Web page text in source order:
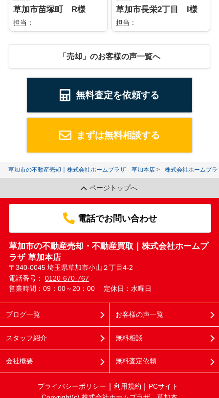
草加市苗塚町 R様
担当：
草加市長栄2丁目 I様
担当：
「売却」のお客様の声一覧へ
無料査定を依頼する
まずは無料相談する
草加市の不動産売却｜株式会社ホームプラザ 草加本店 株式会社ホームプ
ページトップへ
電話でお問い合わせ
草加市の不動産売却・不動産買取｜株式会社ホームプ
ラザ 草加本店
〒340-0045 埼玉県草加市小山２丁目4-2
電話番号： 0120-670-767
営業時間：09：00～20：00
定休日：水曜日
ブログ一覧
スタッフ紹介
会社概要
お客様の声一覧
無料相談
無料査定依頼
プライバシーポリシー 利用規約
PCサイト